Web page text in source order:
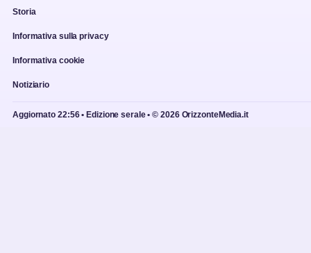
Storia
Informativa sulla privacy
Informativa cookie
Notiziario
Aggiornato 22:56 • Edizione serale • © 2026 OrizzonteMedia.it